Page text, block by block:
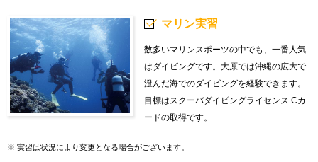
マリン実習
数多いマリンスポーツの中でも、一番人気
はダイビングです。大原では沖縄の広大で
澄んだ海でのダイビングを経験できます。
目標はスクーバダイビングライセンス Cカ
ードの取得です。
※ 実習は状況により変更となる場合がございます。